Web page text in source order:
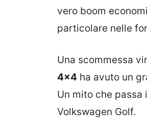
vero boom
particolare nelle
Una scommessa
4×4 ha avuto un
Un mito che passa
Volkswagen Golf.